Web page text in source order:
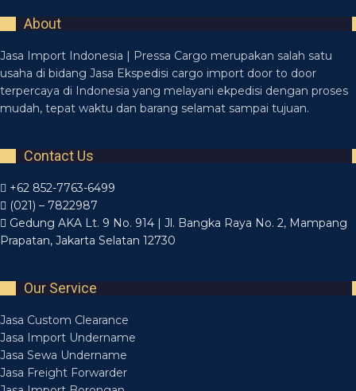
About
Jasa Import Indonesia | Pressa Cargo merupakan salah satu
usaha di bidang Jasa Ekspedisi cargo import door to door
terpercaya di Indonesia yang melayani ekpedisi dengan proses
mudah, tepat waktu dan barang selamat sampai tujuan.
Contact Us
+62 852-7763-6499
(021) – 7822987
Gedung AKA Lt. 9 No. 914 | Jl. Bangka Raya No. 2, Mampang
Prapatan, Jakarta Selatan 12730
Our Service
Jasa Custom Clearance
Jasa Import Undername
Jasa Sewa Undername
Jasa Freight Forwarder